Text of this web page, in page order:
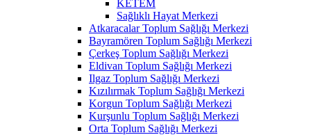
KETEM
Sağlıklı Hayat Merkezi
Atkaracalar Toplum Sağlığı Merkezi
Bayramören Toplum Sağlığı Merkezi
Çerkeş Toplum Sağlığı Merkezi
Eldivan Toplum Sağlığı Merkezi
Ilgaz Toplum Sağlığı Merkezi
Kızılırmak Toplum Sağlığı Merkezi
Korgun Toplum Sağlığı Merkezi
Kurşunlu Toplum Sağlığı Merkezi
Orta Toplum Sağlığı Merkezi